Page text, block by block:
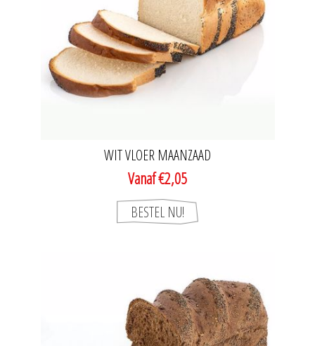
WIT VLOER MAANZAAD
Vanaf €2,05